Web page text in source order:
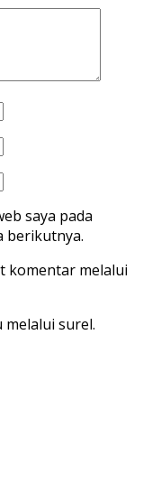
saya pada
berikutnya.
komentar melalui
surel.